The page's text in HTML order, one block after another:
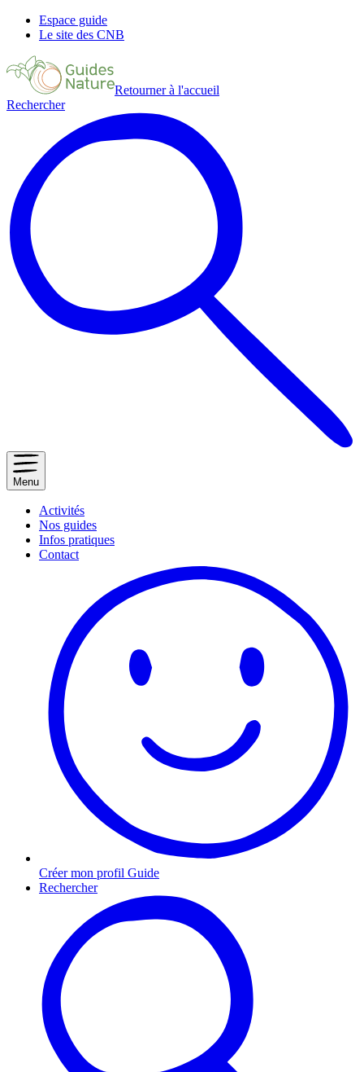
Espace guide
Le site des CNB
Retourner à l'accueil
Rechercher
Menu
Activités
Nos guides
Infos pratiques
Contact
Créer mon profil Guide
Rechercher